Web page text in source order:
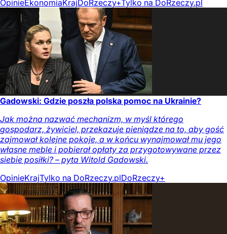
OpinieEkonomiaKrajDoRzeczy+Tylko na DoRzeczy.pl
Gadowski: Gdzie poszła polska pomoc na Ukrainie?
Jak można nazwać mechanizm, w myśl którego
gospodarz, żywiciel, przekazuje pieniądze na to, aby gość
zajmował kolejne pokoje, a w końcu wynajmował mu jego
własne meble i pobierał opłaty za przygotowywane przez
siebie posiłki? – pyta Witold Gadowski.
OpinieKrajTylko na DoRzeczy.plDoRzeczy+